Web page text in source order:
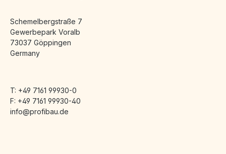
Schemelbergstraße 7
Gewerbepark Voralb
73037 Göppingen
Germany
T: +49 7161 99930-0
F: +49 7161 99930-40
info@profibau.de